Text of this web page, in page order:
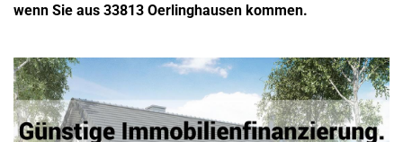
wenn Sie aus 33813 Oerlinghausen kommen.